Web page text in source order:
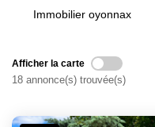
Immobilier oyonnax
Afficher la carte
18 annonce(s) trouvée(s)